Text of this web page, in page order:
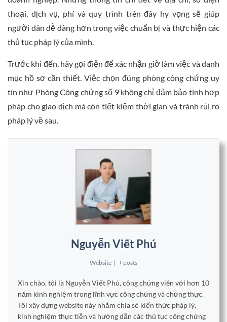
thoại, dịch vụ, phí và quy trình trên đây hy vọng sẽ giúp
người dân dễ dàng hơn trong việc chuẩn bị và thực hiện các
thủ tục pháp lý của mình.
Trước khi đến, hãy gọi điện để xác nhận giờ làm việc và danh
mục hồ sơ cần thiết. Việc chọn đúng phòng công chứng uy
tín như Phòng Công chứng số 9 không chỉ đảm bảo tính hợp
pháp cho giao dịch mà còn tiết kiệm thời gian và tránh rủi ro
pháp lý về sau.
Nguyễn Viết Phú
Website | + posts
Xin chào, tôi là Nguyễn Viết Phú, công chứng viên với hơn 10
năm kinh nghiệm trong lĩnh vực công chứng và chứng thực.
Tôi xây dựng website này nhằm chia sẻ kiến thức pháp lý,
kinh nghiệm thực tiễn và hướng dẫn các thủ tục công chứng